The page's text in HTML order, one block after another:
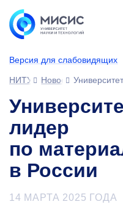
Версия для слабовидящих
НИТУ МИСИС
Новости
лидер
по
в России
14 МАРТА 2025 ГОДА